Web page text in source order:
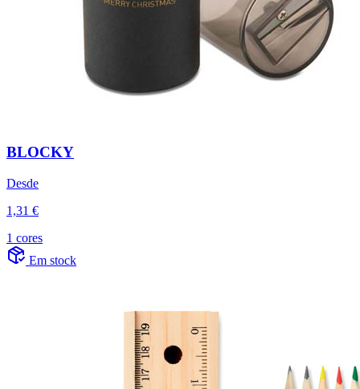
BLOCKY
Desde
1,31 €
1 cores
Em stock